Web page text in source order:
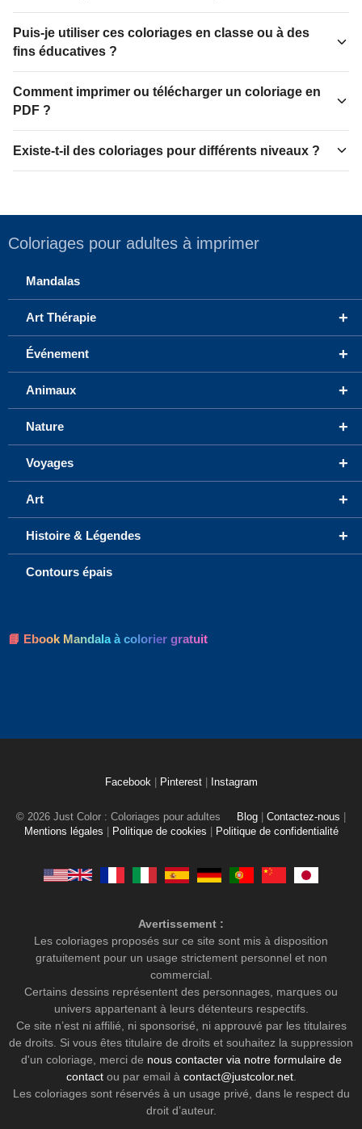
Puis-je utiliser ces coloriages en classe ou à des
fins éducatives ?
Comment imprimer ou télécharger un coloriage en
PDF ?
Existe-t-il des coloriages pour différents niveaux ?
Coloriages pour adultes à imprimer
Mandalas
+
Art Thérapie
+
Événement
+
Animaux
+
Nature
+
Voyages
+
Art
+
Histoire & Légendes
Contours épais
📘 Ebook Mandala à colorier gratuit
Facebook Pinterest Instagram
© 2026 Just Color : Coloriages pour adultes Blog Contactez-nous
Mentions légales
Politique de cookies Politique de confidentialité
Avertissement :
Les coloriages proposés sur ce site sont mis à disposition
gratuitement pour un usage strictement personnel et non
commercial.
Certains dessins représentent des personnages, marques ou
univers appartenant à leurs détenteurs respectifs.
Ce site n’est ni affilié, ni sponsorisé, ni approuvé par les titulaires
de droits. Si vous êtes titulaire de droits et souhaitez la suppression
d'un coloriage, merci de nous contacter via notre formulaire de
contactou par email à contact@justcolor.net.
Les coloriages sont réservés à un usage privé, dans le respect du
droit d’auteur.